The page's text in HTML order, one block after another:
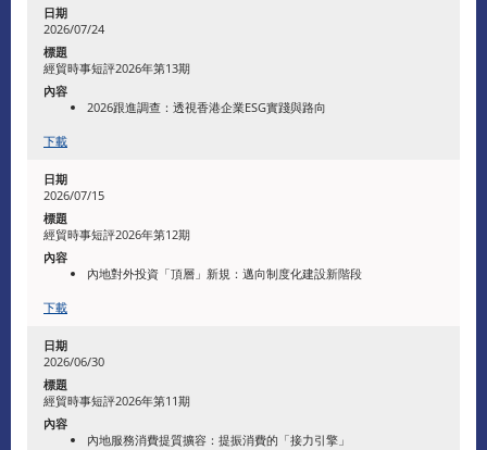
​2026/07/24
經貿時事短評2026年第13期
2026跟進調查：透視香港企業ESG實踐與路向
下載
2026/07/15
經貿時事短評2026年第12期
內地對外投資「頂層」新規：邁向制度化建設新階段
下載
​2026/06/30
經貿時事短評2026年第11期
內地服務消費提質擴容：提振消費的「接力引擎」